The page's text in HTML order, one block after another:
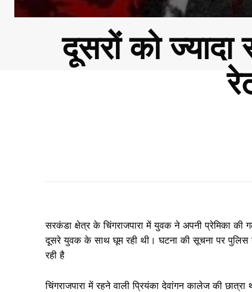
दूसरों को
सरकंडा क्षेत्र के चिंगराजपारा में युवक ने अपनी प्रेमिका की
दूसरे युवक के साथ घूम रही थी। घटना की सूचना पर
रही है
चिंगराजपारा में रहने वाली प्रियंका देवांगन कालेज की